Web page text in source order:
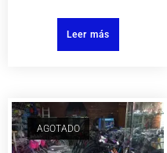
Leer más
AGOTADO